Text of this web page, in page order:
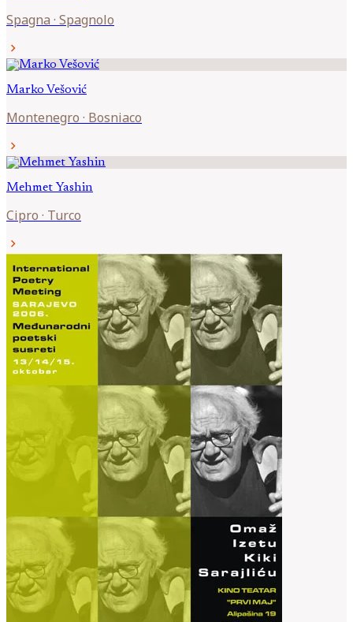
Spagna · Spagnolo
chevron_right
Marko Vešović
Montenegro · Bosniaco
chevron_right
Mehmet Yashin
Cipro · Turco
chevron_right